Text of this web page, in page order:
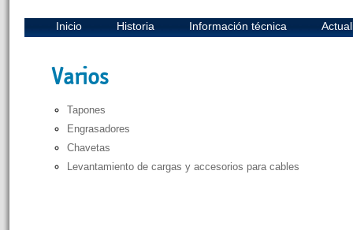
Inicio Historia Información técnica
Varios
Tapones
Engrasadores
Chavetas
Levantamiento de cargas y accesorios para cables